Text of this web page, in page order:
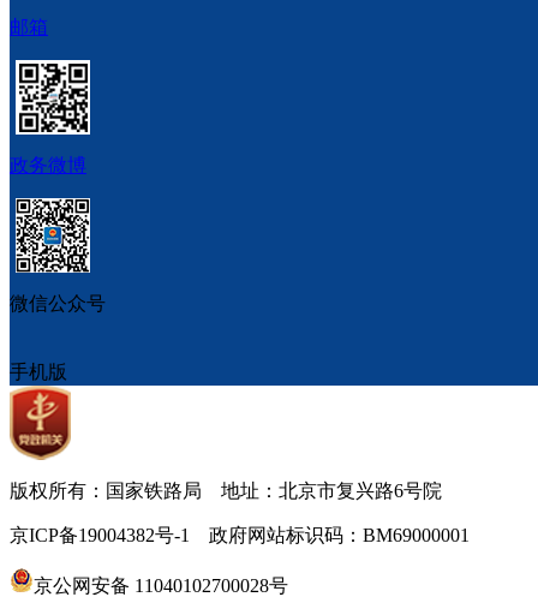
邮箱
政务微博
微信公众号
手机版
版权所有：国家铁路局 地址：北京市复兴路6号院
京ICP备19004382号-1 政府网站标识码：BM69000001
京公网安备 11040102700028号